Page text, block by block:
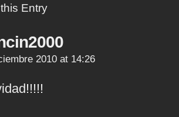
Entry
2010 at 14:26